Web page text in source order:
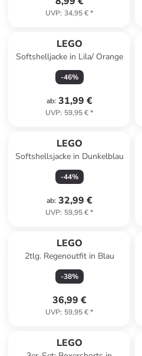
UVP: 34,95 €*
LEGO
Softshelljacke in Lila/ Orange
-46%
ab: 31,99 €
UVP: 59,95 €*
LEGO
Softshellsjacke in Dunkelblau
-44%
ab: 32,99 €
UVP: 59,95 €*
LEGO
2tlg. Regenoutfit in Blau
-38%
36,99 €
UVP: 59,95 €*
LEGO